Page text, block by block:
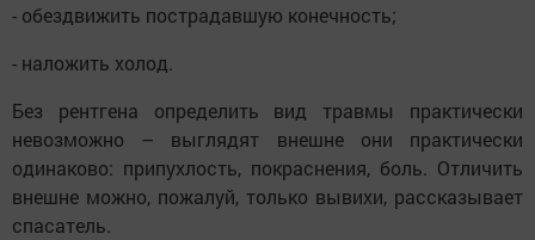
- обездвижить пострадавшую конечность;
- наложить холод.
Без рентгена определить вид травмы практически
невозможно – выглядят внешне они практически
одинаково: припухлость, покраснения, боль. Отличить
внешне можно, пожалуй, только вывихи, рассказывает
спасатель.